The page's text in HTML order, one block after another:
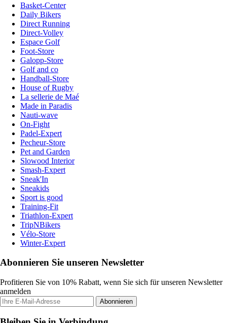
Basket-Center
Daily Bikers
Direct Running
Direct-Volley
Espace Golf
Foot-Store
Galopp-Store
Golf and co
Handball-Store
House of Rugby
La sellerie de Maé
Made in Paradis
Nauti-wave
On-Fight
Padel-Expert
Pecheur-Store
Pet and Garden
Slowood Interior
Smash-Expert
Sneak'In
Sneakids
Sport is good
Training-Fit
Triathlon-Expert
TripNBikers
Vélo-Store
Winter-Expert
Abonnieren Sie unseren Newsletter
Profitieren Sie von 10% Rabatt, wenn Sie sich für unseren Newsletter
anmelden
Abonnieren